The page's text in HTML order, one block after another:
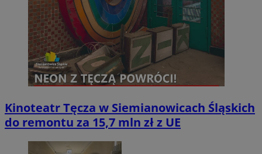
Kinoteatr Tęcza w Siemianowicach Śląskich
do remontu za 15,7 mln zł z UE